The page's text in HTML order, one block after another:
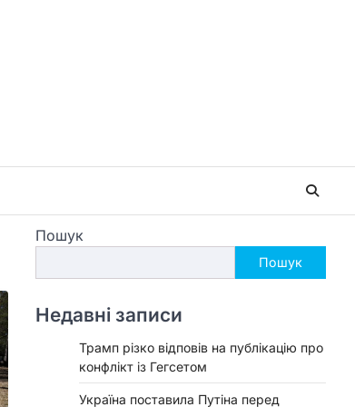
Пошук
Пошук
Недавні записи
Трамп різко відповів на публікацію про
конфлікт із Гегсетом
Україна поставила Путіна перед